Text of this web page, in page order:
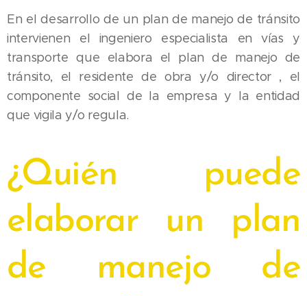
En el desarrollo de un plan de manejo de tránsito
intervienen el ingeniero especialista en vías y
transporte que elabora el plan de manejo de
tránsito, el residente de obra y/o director , el
componente social de la empresa y la entidad
que vigila y/o regula.
¿Quién puede
elaborar un plan
de manejo de